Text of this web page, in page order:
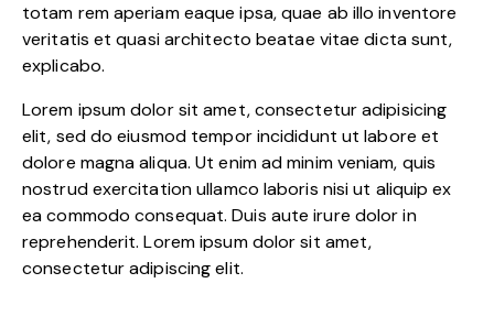
totam rem aperiam eaque ipsa, quae ab illo inventore
veritatis et quasi architecto beatae vitae dicta sunt,
explicabo.
Lorem ipsum dolor sit amet, consectetur adipisicing
elit, sed do eiusmod tempor incididunt ut labore et
dolore magna aliqua. Ut enim ad minim veniam, quis
nostrud exercitation ullamco laboris nisi ut aliquip ex
ea commodo consequat. Duis aute irure dolor in
reprehenderit. Lorem ipsum dolor sit amet,
consectetur adipiscing elit.